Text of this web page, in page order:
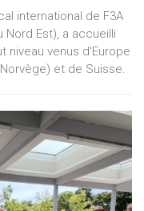
international de F3A
Nord Est), a accueilli
niveau venus d'Europe
et de Suisse.